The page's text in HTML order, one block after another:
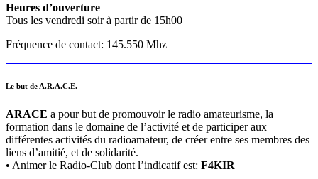
Heures d’ouverture
Tous les vendredi soir à partir de 15h00
Fréquence de contact: 145.550 Mhz
Le but de A.R.A.C.E.
ARACE a pour but de promouvoir le radio amateurisme, la
formation dans le domaine de l’activité et de participer aux
différentes activités du radioamateur, de créer entre ses membres des
liens d’amitié, et de solidarité.
• Animer le Radio-Club dont l’indicatif est: F4KIR